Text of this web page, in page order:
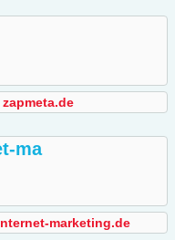
ma
marketing.de